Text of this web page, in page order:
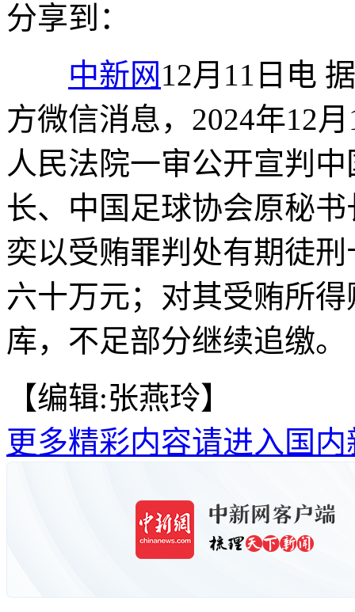
分享到：
中新网 12月11日电
方微信消息，2024年12
人民法院一审公开宣判
长、中国足球协会原秘
奕以受贿罪判处有期徒
六十万元；对其受贿所
库，不足部分继续追缴。
【编辑:张燕玲】
更多精彩内容请进入国内